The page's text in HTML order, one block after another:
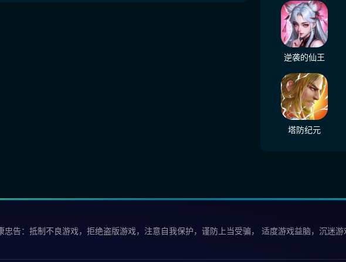
逆袭的仙王
塔防纪元
忠告：抵制不良游戏，拒绝盗版游戏，注意自我保护，谨防上当受骗， 适度游戏益脑，沉迷